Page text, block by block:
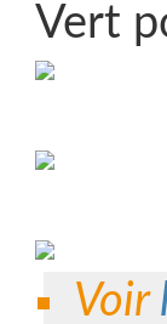
Vert
Voir